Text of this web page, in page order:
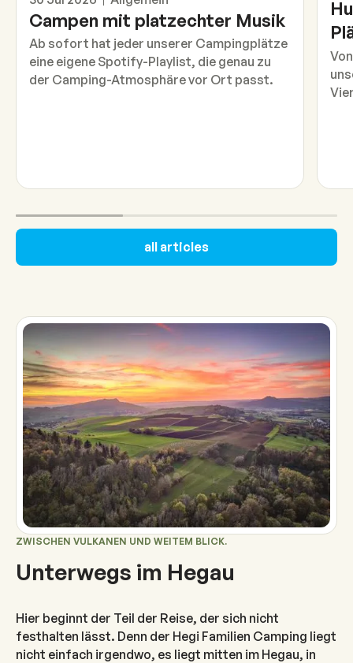
Campen mit platzechter Musik
Ab sofort hat jeder unserer Campingplätze
eine eigene Spotify-Playlist, die genau zu
der Camping-Atmosphäre vor Ort passt.
all articles
ZWISCHEN VULKANEN UND WEITEM BLICK.
Unterwegs im Hegau
Hier beginnt der Teil der Reise, der sich nicht
festhalten lässt. Denn der Hegi Familien Camping liegt
nicht einfach irgendwo, es liegt mitten im Hegau, in